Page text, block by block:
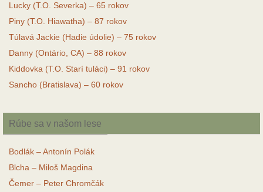
Lucky (T.O. Severka) – 65 rokov
Piny (T.O. Hiawatha) – 87 rokov
Túlavá Jackie (Hadie údolie) – 75 rokov
Danny (Ontário, CA) – 88 rokov
Kiddovka (T.O. Starí tuláci) – 91 rokov
Sancho (Bratislava) – 60 rokov
Rúbe sa v našom lese
Bodlák – Antonín Polák
Blcha – Miloš Magdina
Čemer – Peter Chromčák